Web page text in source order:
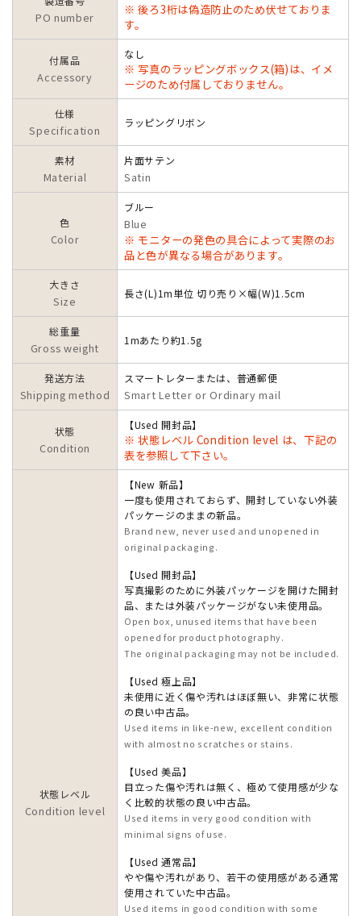
PO number
※ 後ろ3桁は偽造防止のため伏せておりま
す。
付属品
Accessory
なし
※ 写真のラッピングボックス(箱)は、イメ
ージのため付属しておりません。
仕様
Specification
ラッピングリボン
素材
Material
片面サテン
Satin
色
Color
ブルー
Blue
※ モニターの発色の具合によって実際のお
品と色が異なる場合があります。
大きさ
Size
長さ(L)1m単位 切り売り×幅(W)1.5cm
総重量
Gross weight
1mあたり約1.5g
発送方法
Shipping method
スマートレターまたは、普通郵便
Smart Letter or Ordinary mail
状態
Condition
【Used 開封品】
※ 状態レベル Condition level は、下記の
表を参照して下さい。
状態レベル
Condition level
【New 新品】
一度も使用されておらず、開封していない外装
パッケージのままの新品。
Brand new, never used and unopened in
original packaging.
【Used 開封品】
写真撮影のために外装パッケージを開けた開封
品、または外装パッケージがない未使用品。
Open box, unused items that have been
opened for product photography.
The original packaging may not be included.
【Used 極上品】
未使用に近く傷や汚れはほぼ無い、非常に状態
の良い中古品。
Used items in like-new, excellent condition
with almost no scratches or stains.
【Used 美品】
目立った傷や汚れは無く、極めて使用感が少な
く比較的状態の良い中古品。
Used items in very good condition with
minimal signs of use.
【Used 通常品】
やや傷や汚れがあり、若干の使用感がある通常
使用されていた中古品。
Used items in good condition with some